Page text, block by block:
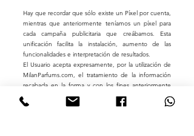
Hay que recordar que sólo existe un Píxel por cuenta,
mientras que anteriormente teníamos un píxel para
cada campaña publicitaria que creábamos. Esta
unificación facilita la instalación, aumento de las
funcionalidades e interpretación de resultados.
El Usuario acepta expresamente, por la utilización de
MilanParfums.com, el tratamiento de la información
recabada en la forma y con los fines anteriormente
mencionados. Y asimismo reconoce conocer la
posibilidad de rechazar el tratamiento de tales datos o